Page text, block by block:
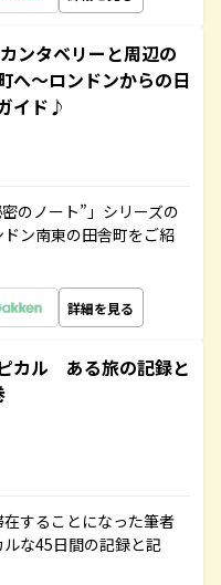
ンタベリーと周辺の
へ～ロンドンからの日
イド♪
のノート”」シリーズの
ン南東の田舎町をご紹
詳細を見る
カル ある旅の記録と
することになった筆者
な45日間の記録と記